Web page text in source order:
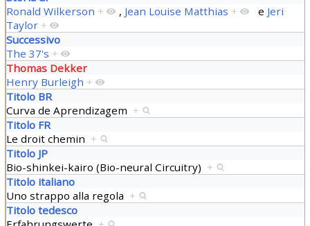
Ronald Wilkerson + , Jean Louise Matthias + e Jeri
Taylor +
Successivo
The 37's +
Thomas Dekker
Henry Burleigh +
Titolo BR
Curva de Aprendizagem +
Titolo FR
Le droit chemin +
Titolo JP
Bio-shinkei-kairo (Bio-neural Circuitry) +
Titolo italiano
Uno strappo alla regola +
Titolo tedesco